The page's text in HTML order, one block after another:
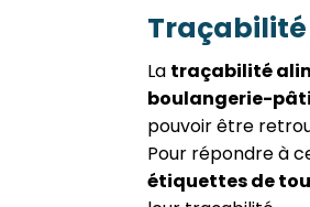
La traçabilité
boulangerie-
pouvoir être
Pour répondre à
étiquettes de